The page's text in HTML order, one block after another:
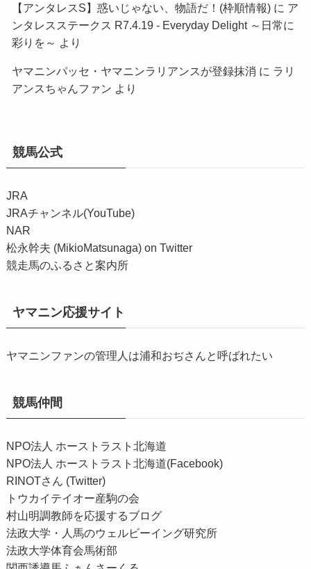
【アンタレスS】惑いじゃない、物語だ！(枠順情報)に ア
ンタレスステークス R7.4.19 - Everyday Delight ～日常に
彩りを～ より
ヤマニンパッセ・ヤマニンラリアンスが登録抹消 に ラリ
アンスちゃんファン より
競馬公式
JRA
JRAチャンネル(YouTube)
NAR
松永幹夫 (MikioMatsunaga) on Twitter
競走馬のふるさと案内所
ヤマニン応援サイト
ヤマニンファンの管理人は浦和おぢさんと呼ばれたい
競馬仲間
NPO法人 ホーストラスト北海道
NPO法人 ホーストラスト北海道(Facebook)
RINOTさん (Twitter)
トウカイテイオー産駒の会
村山明調教師を応援するブログ
法政大学・人馬のウェルビーイング研究所
法政大学体育会馬術部